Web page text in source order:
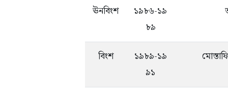
ঊনবিংশ
১৯৮৬-১৯
৮৯
বিংশ
১৯৮৯-১৯
৯১